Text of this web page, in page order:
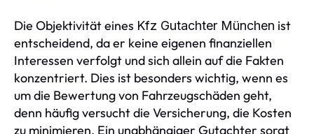
Die Objektivität eines Kfz Gutachter München ist
entscheidend, da er keine eigenen finanziellen
Interessen verfolgt und sich allein auf die Fakten
konzentriert. Dies ist besonders wichtig, wenn es
um die Bewertung von Fahrzeugschäden geht,
denn häufig versucht die Versicherung, die Kosten
zu minimieren. Ein unabhängiger Gutachter sorgt